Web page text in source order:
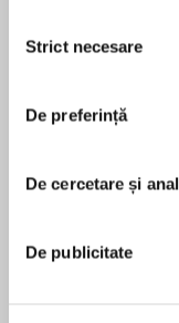
consimțământului
Strict necesare
De preferință
De cercetare și
De publicitate
"Vivid and
“Radioactiveis
read—part
—Malcolm
În acest
Lauren
Lauren Redniss
years in the